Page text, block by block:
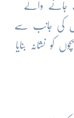
جانے والے
کی جانب سے
کو نشانہ بنایا